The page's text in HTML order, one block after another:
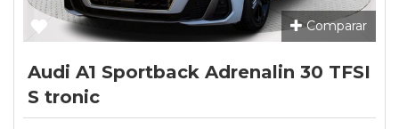
Comparar
Audi A1 Sportback Adrenalin 30 TFSI
S tronic